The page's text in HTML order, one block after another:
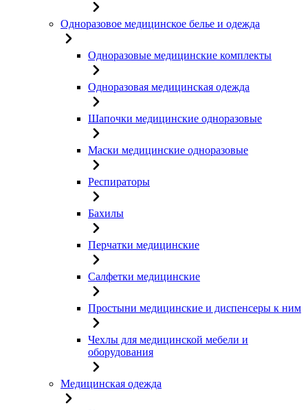
Одноразовое медицинское белье и одежда
Одноразовые медицинские комплекты
Одноразовая медицинская одежда
Шапочки медицинские одноразовые
Маски медицинские одноразовые
Респираторы
Бахилы
Перчатки медицинские
Салфетки медицинские
Простыни медицинские и диспенсеры к ним
Чехлы для медицинской мебели и
оборудования
Медицинская одежда